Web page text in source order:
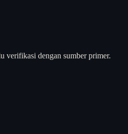
verifikasi dengan sumber primer.